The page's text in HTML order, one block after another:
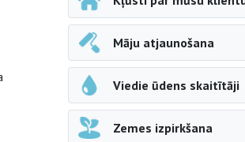
Māju atjaunošana
Viedie ūdens skaitītāji
Zemes izpirkšana